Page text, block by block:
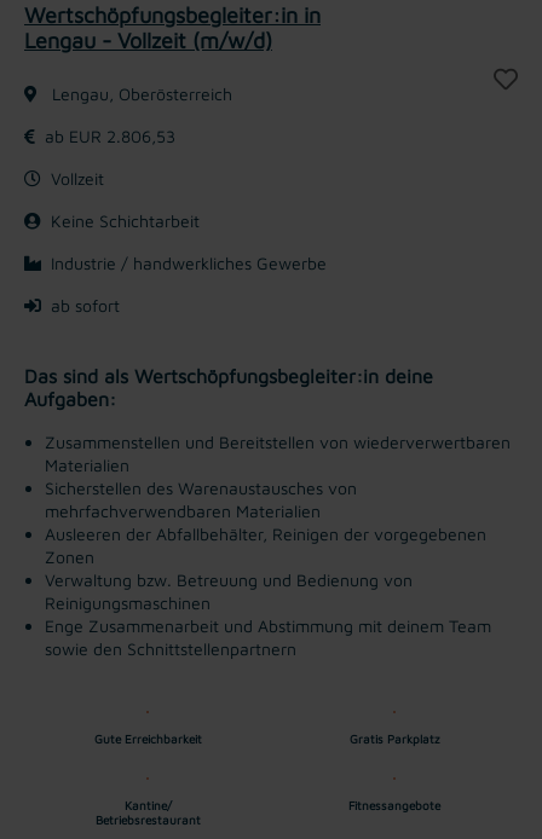
Wertschöpfungsbegleiter:in in
Lengau - Vollzeit (m/w/d)
Lengau, Oberösterreich
ab EUR 2.806,53
Vollzeit
Keine Schichtarbeit
Industrie / handwerkliches Gewerbe
ab sofort
Das sind als Wertschöpfungsbegleiter:in deine
Aufgaben:
Zusammenstellen und Bereitstellen von wiederverwertbaren
Materialien
Sicherstellen des Warenaustausches von
mehrfachverwendbaren Materialien
Ausleeren der Abfallbehälter, Reinigen der vorgegebenen
Zonen
Verwaltung bzw. Betreuung und Bedienung von
Reinigungsmaschinen
Enge Zusammenarbeit und Abstimmung mit deinem Team
sowie den Schnittstellenpartnern
Gute Erreichbarkeit Gratis Parkplatz
Kantine/
Betriebsrestaurant
Fitnessangebote